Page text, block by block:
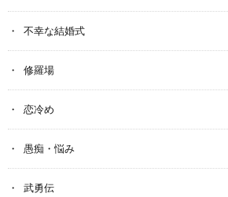
不幸な結婚式
修羅場
恋冷め
愚痴・悩み
武勇伝